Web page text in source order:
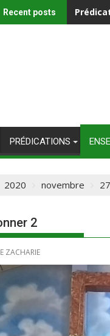
Recent posts
PRÉDICATIONS
2020 novembre 27
2
ZACHARIE